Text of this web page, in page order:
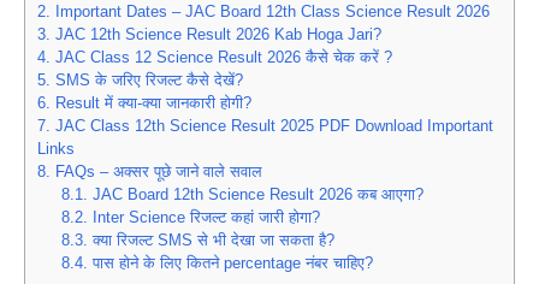
2.
Important Dates – JAC Board 12th Class Science Result 2026
3. JAC 12th Science Result 2026 Kab Hoga Jari?
4. JAC Class 12 Science Result 2026 कैसे चेक करें ?
5. SMS के जरिए रिजल्ट कैसे देखें?
6.
Result में क्या-क्या जानकारी होगी?
7. JAC Class 12th Science Result 2025 PDF Download Important
Links
8.
FAQs – अक्सर पूछे जाने वाले सवाल
8.1.
JAC Board 12th Science Result 2026 कब आएगा?
8.2.
Inter Science रिजल्ट कहां जारी होगा?
8.3. क्या रिजल्ट SMS से भी देखा जा सकता है?
8.4. पास होने के लिए कितने percentage नंबर चाहिए?